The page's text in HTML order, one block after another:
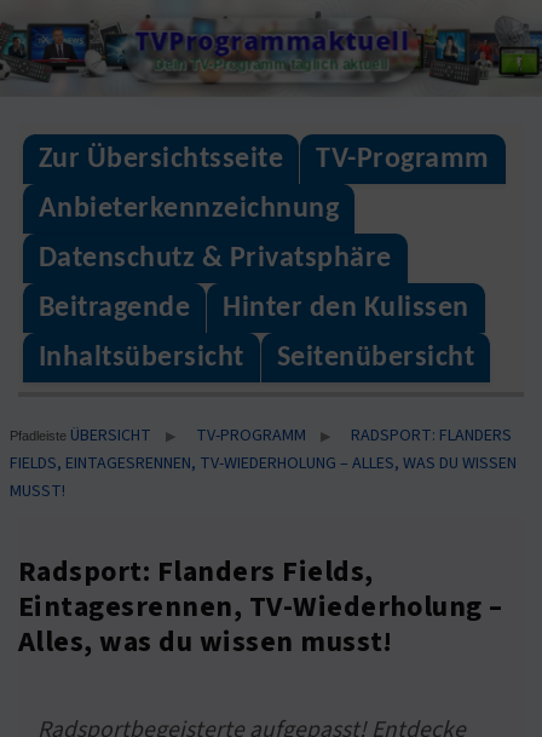
Skip
to
TVProgrammaktuell
Dein TV-Programm täglich aktuell
Zur Übersichtsseite
TV-Programm
Anbieterkennzeichnung
Datenschutz & Privatsphäre
Beitragende
Hinter den Kulissen
Inhaltsübersicht
Seitenübersicht
Pfadleiste ÜBERSICHT ▶ TV-PROGRAMM ▶
RADSPORT: FLANDERS
FIELDS, EINTAGESRENNEN, TV-WIEDERHOLUNG – ALLES, WAS DU WISSEN
MUSST!
Radsport: Flanders Fields,
Eintagesrennen, TV-Wiederholung –
Alles, was du wissen musst!
Radsportbegeisterte aufgepasst! Entdecke